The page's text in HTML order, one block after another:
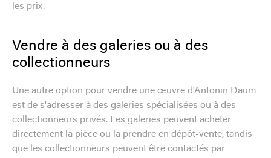
les prix.
Vendre à des galeries ou à des
collectionneurs
Une autre option pour vendre une œuvre d'Antonin Daum
est de s'adresser à des galeries spécialisées ou à des
collectionneurs privés. Les galeries peuvent acheter
directement la pièce ou la prendre en dépôt-vente, tandis
que les collectionneurs peuvent être contactés par